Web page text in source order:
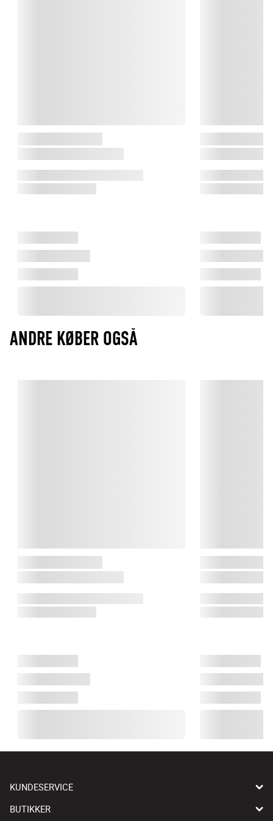
ANDRE KØBER OGSÅ
KUNDESERVICE
BUTIKKER